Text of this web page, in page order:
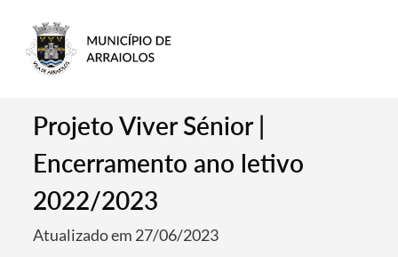
Projeto Viver Sénior |
Encerramento ano letivo
2022/2023
Atualizado em 27/06/2023